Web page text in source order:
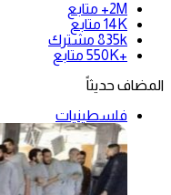
2M+
متابع
14K متابع
835k مشترك
+550K
متابع
المضاف حديثاً
فلسطينيات